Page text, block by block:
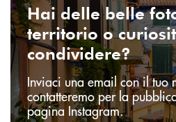
Hai delle belle
territorio o
condividere?
Inviaci una email con il tuo
contatteremo per la
pagina Instagram.